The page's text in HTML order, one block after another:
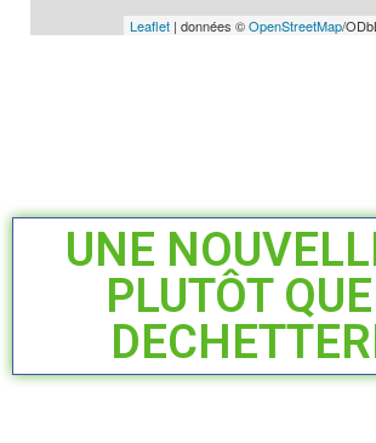
Leaflet | données ©OpenStreetMap/
UNE
PLUTÔT